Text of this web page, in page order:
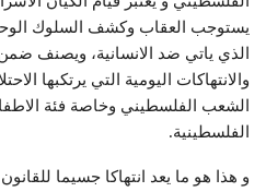
يستوجب العقاب وكشف السلوك
الذي ياتي ضد الانسانية، ويصنف
والانتهاكات اليومية التي يرتكبها
الشعب الفلسطيني وخاصة فئة
الفلسطينية.
و هذا هو ما يعد انتهاكا جسيما